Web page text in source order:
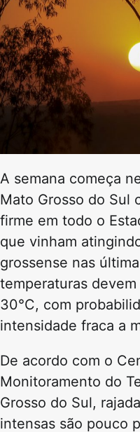
A semana começa
Mato Grosso do Sul
firme em todo o
que vinham
grossense nas
temperaturas
30°C, com
intensidade fraca a
De acordo com o
Monitoramento do
Grosso do Sul,
intensas são pouco